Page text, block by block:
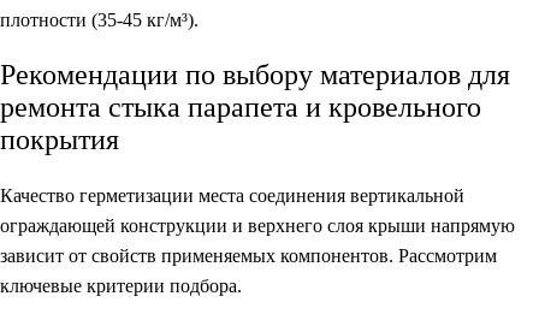
плотности (35-45 кг/м³).
Рекомендации по выбору материалов для
ремонта стыка парапета и кровельного
покрытия
Качество герметизации места соединения вертикальной
ограждающей конструкции и верхнего слоя крыши напрямую
зависит от свойств применяемых компонентов. Рассмотрим
ключевые критерии подбора.